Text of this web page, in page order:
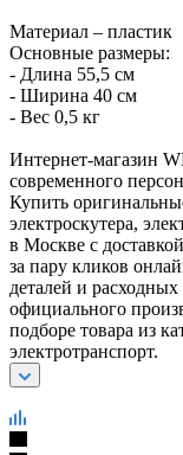
Материал – пластик
Основные размеры:
- Длина 55,5 см
- Ширина 40 см
- Вес 0,5 кг
Интернет-магазин
современного
Купить
электроскутера,
в Москве с
за пару кликов
деталей и
официального
подборе товара из
электротранспорт.